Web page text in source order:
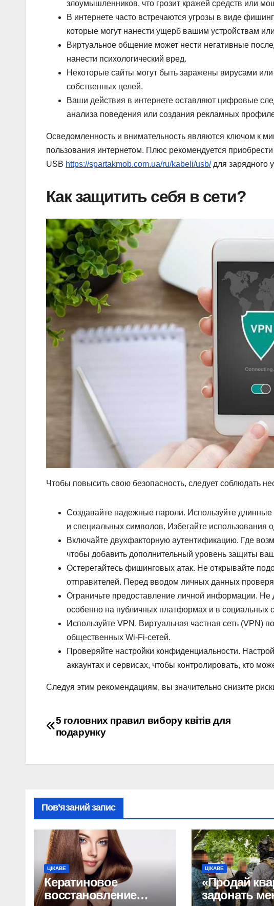
злоумышленников, что грозит кражей средств или
В интернете часто встречаются угрозы в виде
которые могут нанести ущерб вашим устройствам
Виртуальное общение может нести негативные
нанести психологический вред.
Некоторые сайты могут быть заражены вирусами
собственных целей.
Ваши действия в интернете оставляют цифровые
анализа поведения или создания рекламных
Осведомленность и внимательность являются ключом к
пользования интернетом. Плюс рекомендуется приобрести
USB https://spartakmob.com.ua/ru/kabeli/usb/для зарядного
Как защитить себя в сети?
Чтобы повысить свою безопасность, следует соблюдать
Создавайте надежные пароли. Используйте
и специальных символов. Избегайте
Включайте двухфакторную аутентификацию. Где
чтобы добавить дополнительный уровень защиты
Остерегайтесь фишинговых атак. Не открывайте
отправителей. Перед вводом личных данных
Ограничьте предоставление личной информации.
особенно на публичных платформах и в социальных
Используйте VPN. Виртуальная частная сеть (VPN)
общественных Wi-Fi-сетей.
Проверяйте настройки конфиденциальности.
аккаунтах и сервисах, чтобы контролировать, кто
Следуя этим рекомендациям, вы значительно снизите
Навігація
5 головних правил вибору квітів для
подарунку
Пов’язаний запис
ЦІКАВЕ
Кератиновое
восстановление
ЦІКАВЕ
«Продай
задонать